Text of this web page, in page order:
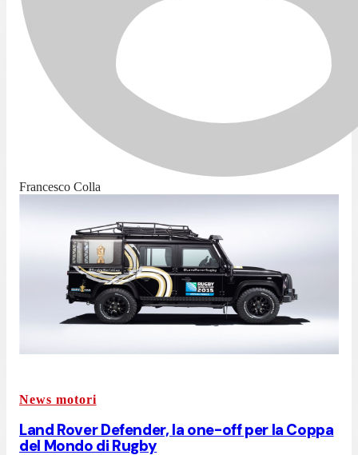
Francesco Colla
News motori
Land Rover Defender, la one-off per la Coppa
del Mondo di Rugby